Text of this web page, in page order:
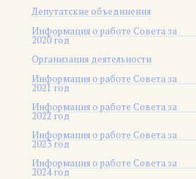
Депутатские объединения
Информация о работе Совета за
2020 год
Организация деятельности
Информация о работе Совета за
2021 год
Информация о работе Совета за
2022 год
Информация о работе Совета за
2023 год
Информация о работе Совета за
2024 год